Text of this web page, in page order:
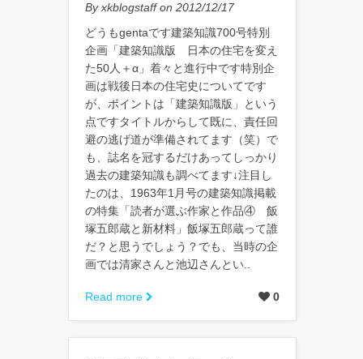
By xkblogstaff on 2012/12/17
どうもgentaです建築知識700号特別
企画「建築知識版 日本の住宅を変え
た50人＋α」着々と進行中です特別企
画は戦後日本の住宅史についてです
が、ポイントは「建築知識版」という
点ですタイトルからして既に、責任回
避の逃げ道が準備されてます（笑）で
も、誌名を冠するだけあってしっかり
過去の建築知識も調べてます↓注目し
たのは、1963年1月号の建築知識掲載
の特集「読者が選ぶ作家と作品④ 飯
塚五郎蔵と新材料」飯塚五郎蔵って誰
だ？と思うでしょう？でも、当時の企
画では清家さんと池辺さんとい..
Read more 0